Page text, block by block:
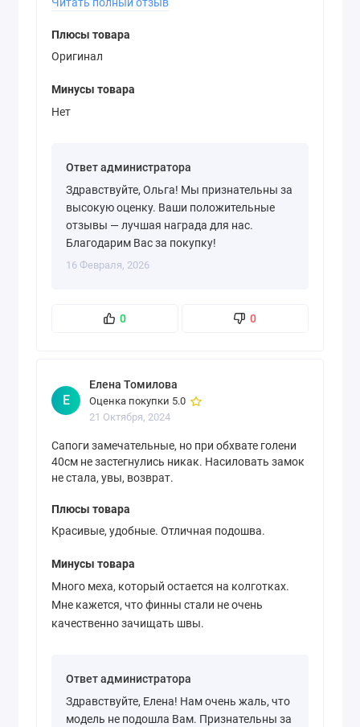
сравнить. Сейчас на одном из маркетплейсов
качество не сравнимо хуже.
Плюсы товара
Оригинал
Минусы товара
Нет
0 0
Ответ администратора
Здравствуйте, Ольга! Мы признательны за
высокую оценку. Ваши положительные
отзывы — лучшая награда для нас.
Благодарим Вас за покупку!
16 Февраля, 2026
Е
Елена Томилова
Оценка покупки 5.0
21 Октября, 2024
Сапоги замечательные, но при обхвате голени
40см не застегнулись никак. Насиловать замок
не стала, увы, возврат.
Плюсы товара
Красивые, удобные. Отличная подошва.
Минусы товара
Много меха, который остается на колготках.
Мне кажется, что финны стали не очень
качественно зачищать швы.
Ответ администратора
Здравствуйте, Елена! Нам очень жаль, что
модель не подошла Вам. Признательны за